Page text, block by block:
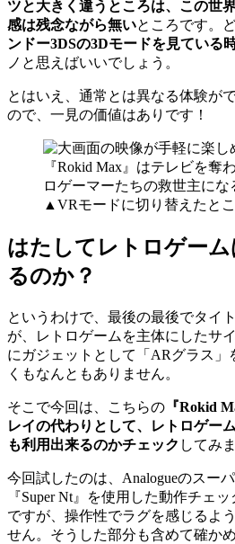
ツと大きく違うところは、この世
感は残念ながら無いところです。
ンドー3DSの3Dモードを見ている
ノと思えばいいでしょう。
とはいえ、通常とは異なる体験が
ので、一見の価値はありです！
▲VRモードに切り替えたと
はたしてレトロゲー
るのか？
というわけで、最後の最後でタイ
が、レトロゲームを主体にしたサ
にガジェットとして「ARグラス」
くもなんともありません。
そこで今回は、こちらの 『Rokid
レイの代わりとして、レトロゲー
も利用出来るのかチェック してみ
今回試したのは、Analogueのスー
『Super Nt』を使用した動作チェ
ですが、操作性でラグを感じるよ
せん。そうした部分も含めて確かめ